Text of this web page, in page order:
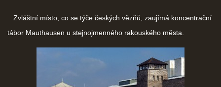
Zvláštní místo, co se týče českých vězňů, zaujímá koncentrační
tábor Mauthausen u stejnojmenného rakouského města.